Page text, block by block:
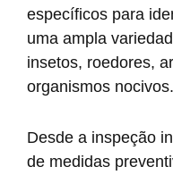
específicos para
uma ampla
insetos, roedores,
organismos nocivos.
Desde a inspeção
de medidas